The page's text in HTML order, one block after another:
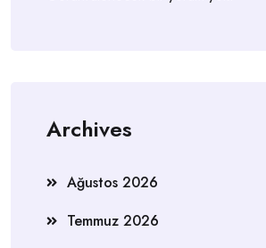
Archives
Ağustos 2026
Temmuz 2026